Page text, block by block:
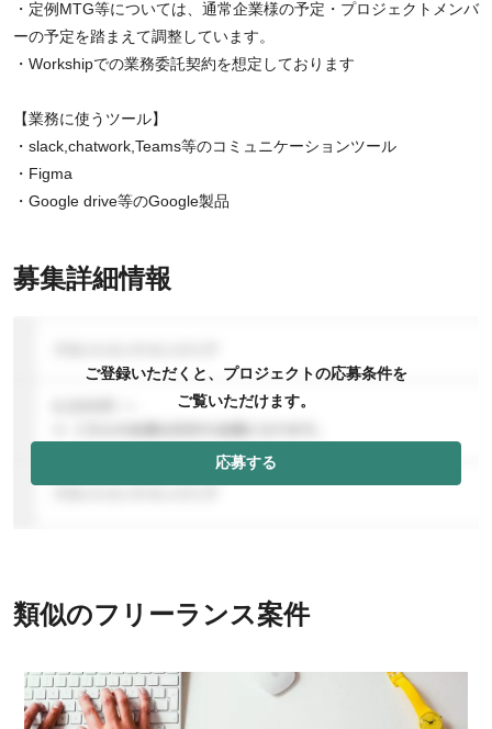
・定例MTG等については、通常企業様の予定・プロジェクトメンバ
ーの予定を踏まえて調整しています。
・Workshipでの業務委託契約を想定しております
【業務に使うツール】
・slack,chatwork,Teams等のコミュニケーションツール
・Figma
・Google drive等のGoogle製品
募集詳細情報
ご登録いただくと、プロジェクトの応募条件を
ご覧いただけます。
応募する
類似のフリーランス案件